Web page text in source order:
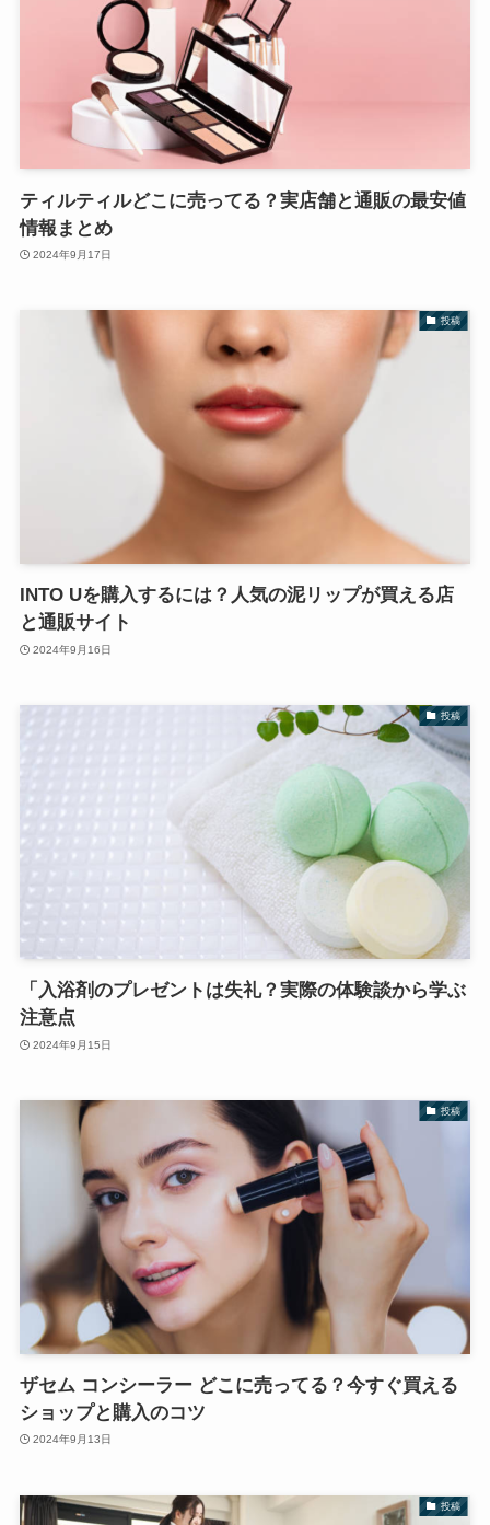
ティルティルどこに売ってる？実店舗と通販の最安値
情報まとめ
2024年9月17日
投稿
INTO Uを購入するには？人気の泥リップが買える店
と通販サイト
2024年9月16日
投稿
「入浴剤のプレゼントは失礼？実際の体験談から学ぶ
注意点
2024年9月15日
投稿
ザセム コンシーラー どこに売ってる？今すぐ買える
ショップと購入のコツ
2024年9月13日
投稿